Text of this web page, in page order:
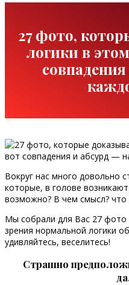
27 фото,
логики в
Вокруг нас много довольно
которые, в голове
возможно? В чем смысл? что
Мы собрали для Вас 27 фото
зрения нормальной логики
удивляйтесь, веселитесь!
Страшно